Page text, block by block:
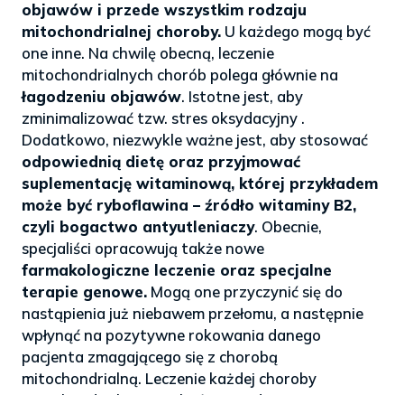
objawów i przede wszystkim rodzaju
mitochondrialnej choroby. U każdego mogą być
one inne. Na chwilę obecną, leczenie
mitochondrialnych chorób polega głównie na
łagodzeniu objawów. Istotne jest, aby
zminimalizować tzw. stres oksydacyjny .
Dodatkowo, niezwykle ważne jest, aby stosować
odpowiednią dietę oraz przyjmować
suplementację witaminową, której przykładem
może być ryboflawina – źródło witaminy B2,
czyli bogactwo antyutleniaczy. Obecnie,
specjaliści opracowują także nowe
farmakologiczne leczenie oraz specjalne
terapie genowe. Mogą one przyczynić się do
nastąpienia już niebawem przełomu, a następnie
wpłynąć na pozytywne rokowania danego
pacjenta zmagającego się z chorobą
mitochondrialną. Leczenie każdej choroby